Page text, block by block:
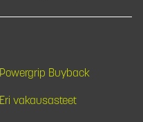
Powergrip Buyback
Eri vakausasteet